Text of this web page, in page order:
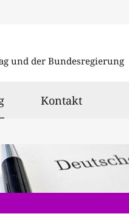
und der Bundesregierung
ausgewählt
Kontakt